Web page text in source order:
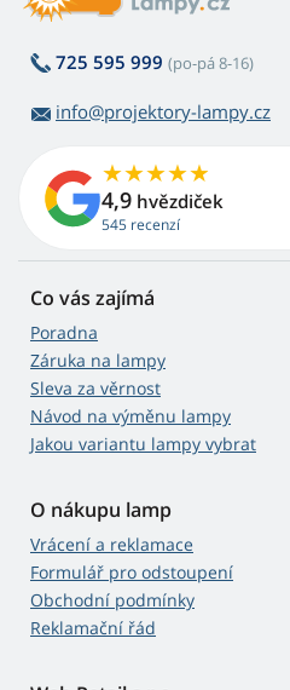
725 595 999 (po-pá 8-16)
info@projektory-lampy.cz
4,9 hvězdiček
545 recenzí
Co vás zajímá
Poradna
Záruka na lampy
Sleva za věrnost
Návod na výměnu lampy
Jakou variantu lampy vybrat
O nákupu lamp
Vrácení a reklamace
Formulář pro odstoupení
Obchodní podmínky
Reklamační řád